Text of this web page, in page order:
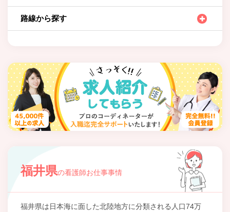
路線から探す
福井県の看護師お仕事事情
福井県は日本海に面した北陸地方に分類される人口74万